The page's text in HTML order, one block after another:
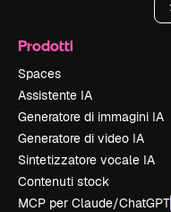
Prodotti
Spaces
Assistente IA
Generatore di immagini IA
Generatore di video IA
Sintetizzatore vocale IA
Contenuti stock
MCP per Claude/ChatGPT